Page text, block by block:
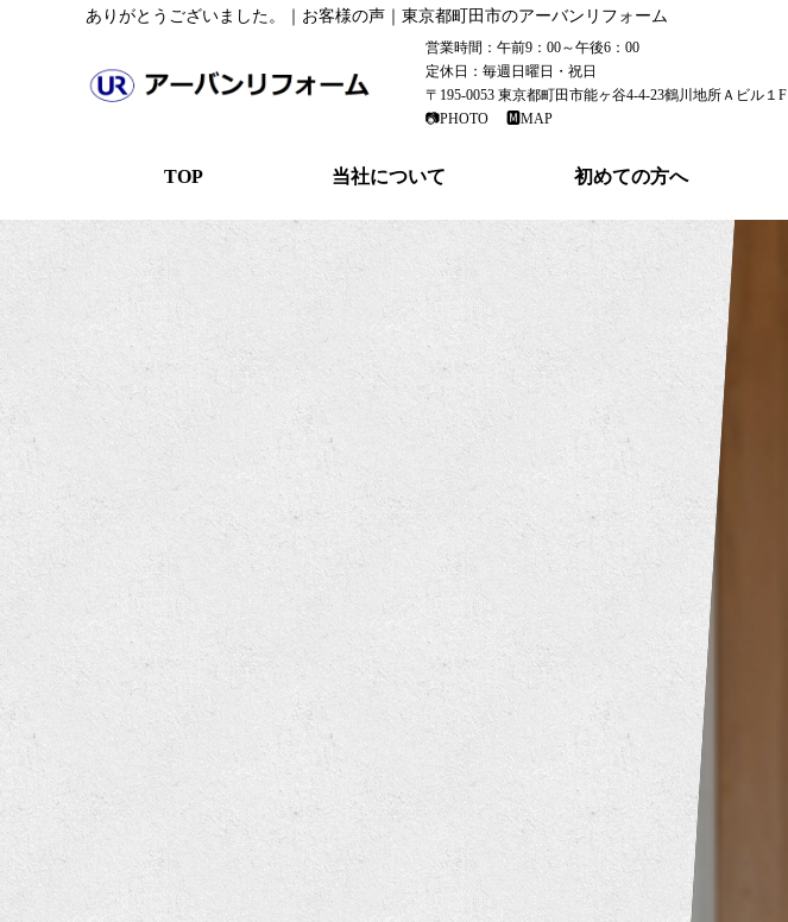
ありがとうございました。｜お客様の声｜東京都町田市のアーバンリフォーム
営業時間：午前9：00～午後6：00
定休日：毎週日曜日・祝日
〒195-0053 東京都町田市能ヶ谷4-4-23鶴川地所Ａビル１F
📷PHOTO
🅼MAP
TOP 当社について 初めての方へ